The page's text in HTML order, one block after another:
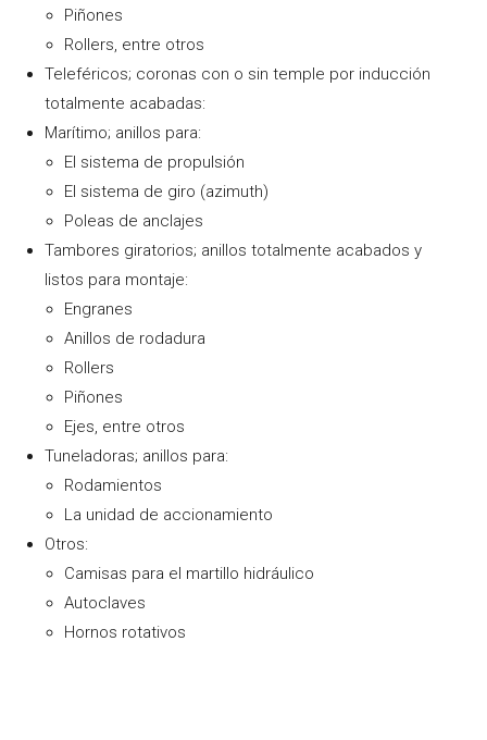
Piñones
Rollers, entre otros
Teleféricos; coronas con o sin temple por inducción
totalmente acabadas:
Marítimo; anillos para:
El sistema de propulsión
El sistema de giro (azimuth)
Poleas de anclajes
Tambores giratorios; anillos totalmente acabados y
listos para montaje:
Engranes
Anillos de rodadura
Rollers
Piñones
Ejes, entre otros
Tuneladoras; anillos para:
Rodamientos
La unidad de accionamiento
Otros:
Camisas para el martillo hidráulico
Autoclaves
Hornos rotativos